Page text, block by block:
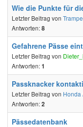
Wie die Punkte für
Letzter Beitrag von
Antworten:8
Gefahrene Pässe
Letzter Beitrag von
Antworten:1
Passknacker
Letzter Beitrag von Honda
Antworten:2
Pässedatenbank